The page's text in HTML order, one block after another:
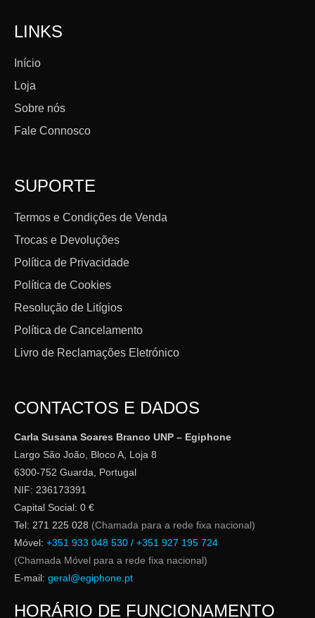
LINKS
Início
Loja
Sobre nós
Fale Connosco
SUPORTE
Termos e Condições de Venda
Trocas e Devoluções
Política de Privacidade
Política de Cookies
Resolução de Litígios
Política de Cancelamento
Livro de Reclamações Eletrónico
CONTACTOS E DADOS
Carla Susana Soares Branco UNP – Egiphone
Largo São João, Bloco A, Loja 8
6300-752 Guarda, Portugal
NIF: 236173391
Capital Social: 0 €
Tel: 271 225 028 (Chamada para a rede fixa nacional)
Móvel: +351 933 048 530 / +351 927 195 724
(Chamada Móvel para a rede fixa nacional)
E-mail: geral@egiphone.pt
HORÁRIO DE FUNCIONAMENTO